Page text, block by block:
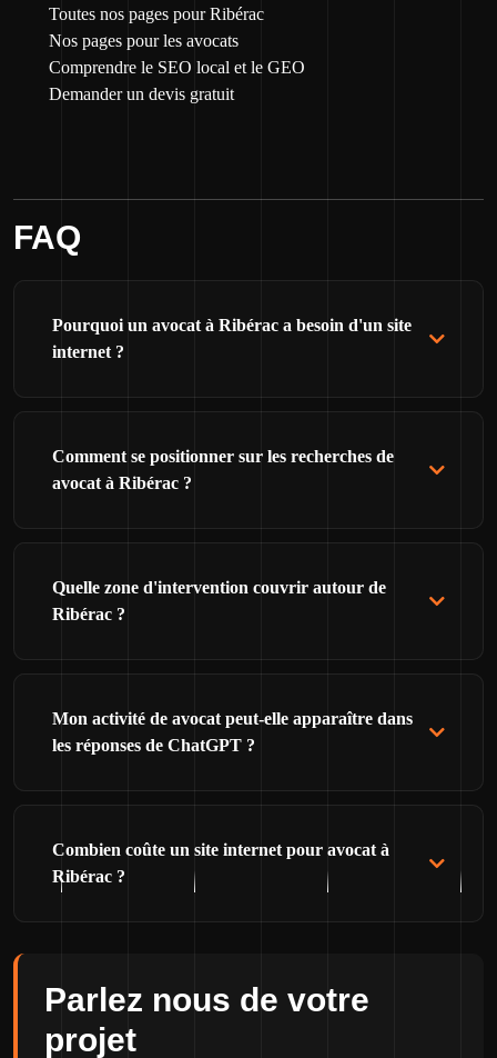
Toutes nos pages pour Ribérac
Nos pages pour les avocats
Comprendre le SEO local et le GEO
Demander un devis gratuit
FAQ
Pourquoi un avocat à Ribérac a besoin d'un site
internet ?
Comment se positionner sur les recherches de
avocat à Ribérac ?
Quelle zone d'intervention couvrir autour de
Ribérac ?
Mon activité de avocat peut-elle apparaître dans
les réponses de ChatGPT ?
Combien coûte un site internet pour avocat à
Ribérac ?
Parlez nous de votre
projet